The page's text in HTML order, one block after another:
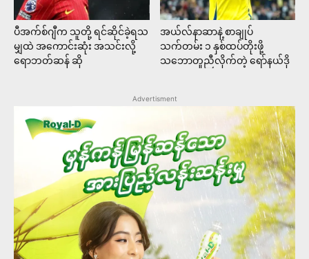
ပီအက်စ်ဂျီက သူတို့ ရင်ဆိုင်ခဲ့ရသ
မျှထဲ အကောင်းဆုံး အသင်းလို့
ရောဘတ်ဆန် ဆို
အယ်လ်နာဆာနဲ့ စာချုပ်
သက်တမ်း ၁ နှစ်ထပ်တိုးဖို့
သဘောတူညီလိုက်တဲ့ ရော်နယ်ဒို
Advertisment